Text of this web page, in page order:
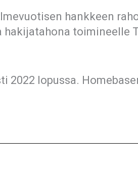
hankkeen
toimineelle
2022 lopussa.